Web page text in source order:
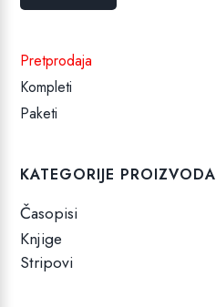
Pretprodaja
Kompleti
Paketi
KATEGORIJE PROIZVODA
Časopisi
Knjige
Stripovi